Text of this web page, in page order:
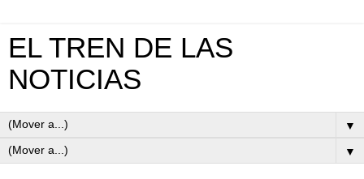
EL TREN DE LAS
NOTICIAS
▼
▼